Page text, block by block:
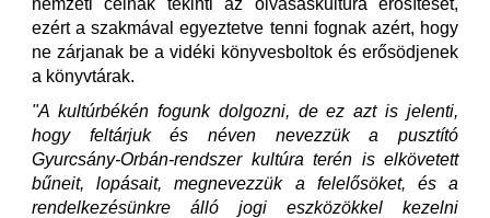
ezért a szakmával egyeztetve tenni fognak azért, hogy
ne zárjanak be a vidéki könyvesboltok és erősödjenek
a könyvtárak.
"A kultúrbékén fogunk dolgozni, de ez azt is jelenti,
hogy feltárjuk és néven nevezzük a pusztító
Gyurcsány-Orbán-rendszer kultúra terén is elkövetett
bűneit, lopásait, megnevezzük a felelősöket, és a
rendelkezésünkre álló jogi eszközökkel kezelni